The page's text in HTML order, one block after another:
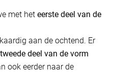
met het eerste deel van de
aan de ochtend. Er
tweede deel van de vorm
ook eerder naar de